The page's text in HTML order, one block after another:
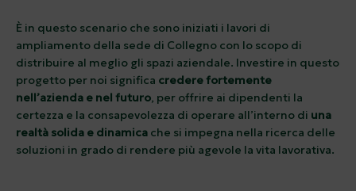
È in questo scenario che sono iniziati i lavori di
ampliamento della sede di Collegno con lo scopo di
distribuire al meglio gli spazi aziendale. Investire in questo
progetto per noi significa credere fortemente
nell’azienda e nel futuro, per offrire ai dipendenti la
certezza e la consapevolezza di operare all’interno di una
realtà solida e dinamica che si impegna nella ricerca delle
soluzioni in grado di rendere più agevole la vita lavorativa.